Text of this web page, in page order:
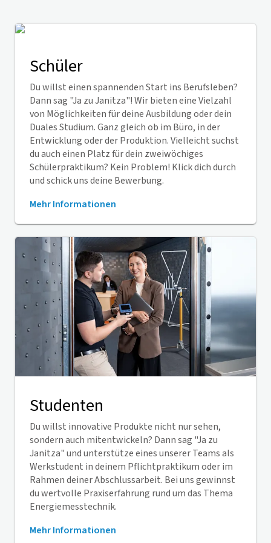
Schüler
Du willst einen spannenden Start ins Berufsleben?
Dann sag "Ja zu Janitza"! Wir bieten eine Vielzahl
von Möglichkeiten für deine Ausbildung oder dein
Duales Studium. Ganz gleich ob im Büro, in der
Entwicklung oder der Produktion. Vielleicht suchst
du auch einen Platz für dein zweiwöchiges
Schülerpraktikum? Kein Problem! Klick dich durch
und schick uns deine Bewerbung.
Mehr Informationen
Studenten
Du willst innovative Produkte nicht nur sehen,
sondern auch mitentwickeln? Dann sag "Ja zu
Janitza" und unterstütze eines unserer Teams als
Werkstudent in deinem Pflichtpraktikum oder im
Rahmen deiner Abschlussarbeit. Bei uns gewinnst
du wertvolle Praxiserfahrung rund um das Thema
Energiemesstechnik.
Mehr Informationen